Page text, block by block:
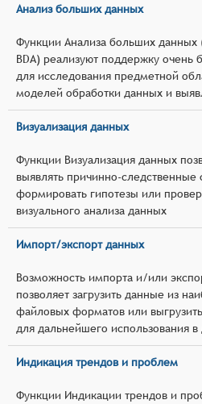
Анализ больших данных
Функции Анализа больших данных
BDA) реализуют поддержку очень
для исследования предметной
моделей обработки данных и
Визуализация данных
Функции Визуализация данных
выявлять причинно-следственные
формировать гипотезы или
визуального анализа данных
Импорт/экспорт данных
Возможность импорта и/или
позволяет загрузить данные из
файловых форматов или
для дальнейшего использования
Индикация трендов и проблем
Функции Индикации трендов и